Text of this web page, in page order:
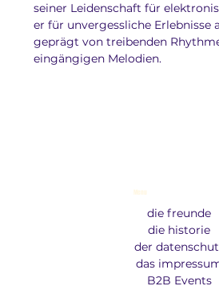
seiner Leidenschaft für
er für unvergessliche Erlebnisse
geprägt von treibenden
eingängigen Melodien.
Menu
die freunde
die historie
der
das
B2B Events